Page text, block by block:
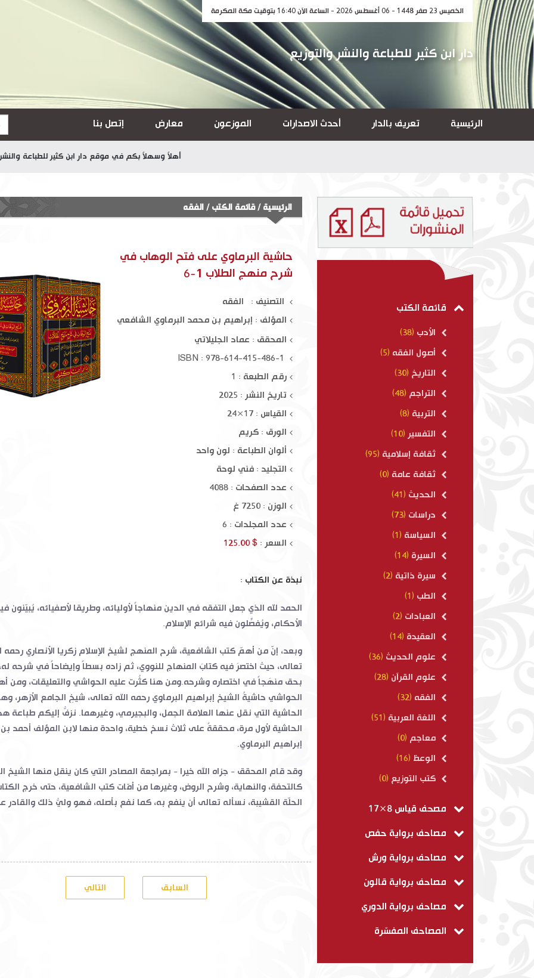
الخميس 23 صفر 1448 - 06 أغسطس 2026 - الساعة الآن 16:40 بتوقيت مكة المكرمة
دار ابن كثير للطباعة والنشر والتوزيع
الرئيسية تعريف بالدار أحدث الاصدارات الموزعون معارض إتصل بنا
أهلاً وسهلاً بكم في موقع دار ابن كثير للطباعة والنشر
الرئيسية /قائمة الكتب/ الفقه
حاشية البرماوي على فتح الوهاب في
شرح منهج الطلاب 1-6
التصنيف : الفقه
المؤلف : إبراهيم بن محمد البرماوي الشافعي
الأنصاري
المحقق : عماد الجليلاتي
رقم الطبعة : 1
تاريخ النشر : 2025
القياس : 17×24
الورق : كريم
ألوان الطباعة : لون واحد
التجليد : فني لوحة
عدد الصفحات : 4088
الوزن : 7250 غ
عدد المجلدات : 6
السعر : $ 125.00
نبذة عن الكتاب :
الحمد لله الذي جعل التفقه في الدين منهاجاً لأوليائه، وطريقا لأصفيائه، يُبيّنون
الأحكام، ويُفصِّلون فيه شرائع الإسلام.
وبعد، إنّ من أهمّ كتب الشافعية، شرح المنهج لشيخ الإسلام زكريا الأنصاري رحمه
تعالى، حيث اختصرَ فيه كتابَ المنهاج للنووي، ثم زاده بسطاً وإيضاحاً في شرحه
بحق منهَجاً في اختصاره وشرحه.ومن هنا كثُرت عليه الحواشي والتعليقات، ومن
الحواشي حاشيةُ الشيخ إبراهيم البرماوي رحمه الله تعالى، شيخِ الجامع الأزهر،
الحاشية التي نقل عنها العلامة الجمل، والبجيرمي، وغيرهما. نزفُّ إليكم طباعة
الحاشية لأول مرة، محققةً على ثلاث نسخ خطية، واحدة منها لابن المؤلف أحمد
إبراهيم البرماوي.
وقد قام المحقق - جزاه الله خيرا - بمراجعة المصادر التي كان ينقل منها الشيخ
كالتحفة، والنهاية، وشرح الروض، وغيرها من أمّات كتب الشافعية، حتى خرج
الحلّة القشيبة، نسأله تعالى أن ينفع به، كما نفع بأصله، فهو وليُّ ذلك والقادر
التالي السابق
$ 8.00
تفسير القرآن العظيم 1-4
$ 80.00 قائمة الكتب
الأدب (38)
أصول الفقه (5)
التاريخ (30)
التراجم (48)
التربية (8)
التفسير (10)
ثقافة إسلامية (95)
ثقافة عامة (0)
الحديث (41)
دراسات (73)
السياسة (1)
السيرة (14)
سيرة ذاتية (2)
الطب (1)
العبادات (2)
العقيدة (14)
علوم الحديث (36)
علوم القرآن (28)
الفقه (32)
اللغة العربية (51)
معاجم (0)
الوعظ (16)
كتب التوزيع (0)
مصحف قياس 8×17
مصاحف برواية حفص
مصاحف برواية ورش
مصاحف برواية قالون
مصاحف برواية الدوري
المصاحف المفسّرة